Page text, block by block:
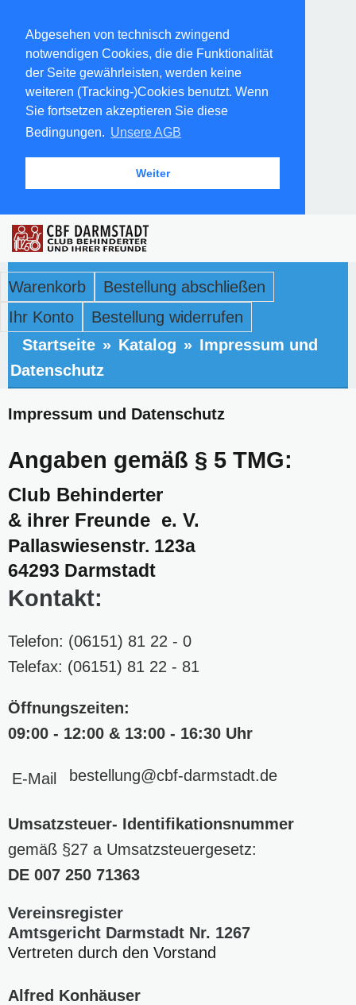
Abgesehen von technisch zwingend
notwendigen Cookies, die die Funktionalität
der Seite gewährleisten, werden keine
weiteren (Tracking-)Cookies benutzt. Wenn
Sie fortsetzen akzeptieren Sie diese
Bedingungen. Unsere AGB
Weiter
Warenkorb
Bestellung abschließen
Ihr Konto
Bestellung widerrufen
Startseite » Katalog » Impressum und
Datenschutz
Impressum und Datenschutz
Angaben gemäß § 5 TMG:
Club Behinderter
& ihrer Freunde e. V.
Pallaswiesenstr. 123a
64293 Darmstadt
Kontakt:
Telefon: (06151) 81 22 - 0
Telefax: (06151) 81 22 - 81
Öffnungszeiten:
09:00 - 12:00 & 13:00 - 16:30 Uhr
E-Mail bestellung@cbf-darmstadt.de
Umsatzsteuer- Identifikationsnummer
gemäß §27 a Umsatzsteuergesetz:
DE 007 250 71363
Vereinsregister
Amtsgericht Darmstadt Nr. 1267
Vertreten durch den Vorstand
Alfred Konhäuser